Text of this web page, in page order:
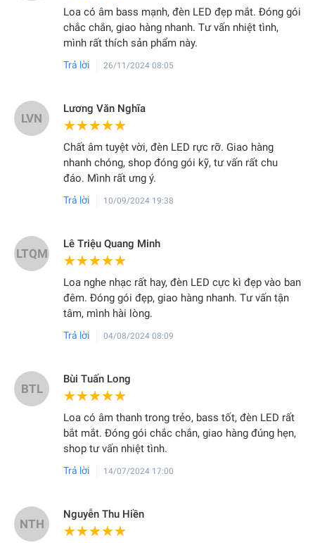
Loa có âm bass mạnh, đèn LED đẹp mắt. Đóng gói
chắc chắn, giao hàng nhanh. Tư vấn nhiệt tình,
mình rất thích sản phẩm này.
Trả lời 26/11/2024 08:05
LVN
Lương Văn Nghĩa
★★★★★
★★★★★
Chất âm tuyệt vời, đèn LED rực rỡ. Giao hàng
nhanh chóng, shop đóng gói kỹ, tư vấn rất chu
đáo. Mình rất ưng ý.
Trả lời 10/09/2024 19:38
LTQM
Lê Triệu Quang Minh
★★★★★
★★★★★
Loa nghe nhạc rất hay, đèn LED cực kì đẹp vào ban
đêm. Đóng gói đẹp, giao hàng nhanh. Tư vấn tận
tâm, mình hài lòng.
Trả lời 04/08/2024 08:09
BTL
Bùi Tuấn Long
★★★★★
★★★★★
Loa có âm thanh trong trẻo, bass tốt, đèn LED rất
bắt mắt. Đóng gói chắc chắn, giao hàng đúng hẹn,
shop tư vấn nhiệt tình.
Trả lời 14/07/2024 17:00
NTH
Nguyễn Thu Hiền
★★★★★
★★★★★